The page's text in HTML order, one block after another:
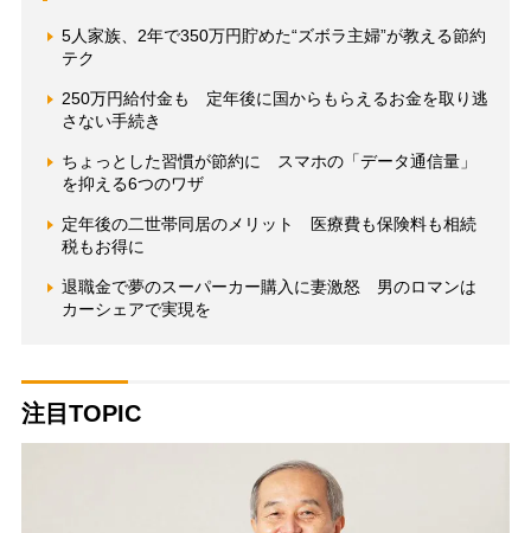
5人家族、2年で350万円貯めた“ズボラ主婦”が教える節約
テク
250万円給付金も 定年後に国からもらえるお金を取り逃
さない手続き
ちょっとした習慣が節約に スマホの「データ通信量」
を抑える6つのワザ
定年後の二世帯同居のメリット 医療費も保険料も相続
税もお得に
退職金で夢のスーパーカー購入に妻激怒 男のロマンは
カーシェアで実現を
注目TOPIC